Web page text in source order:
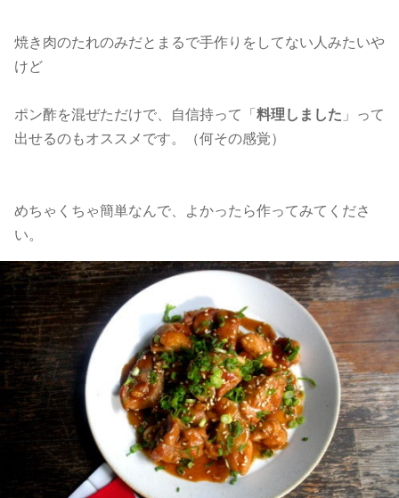
焼き肉のたれのみだとまるで手作りをしてない人みたいや
けど
ポン酢を混ぜただけで、自信持って「 料理しました 」って
出せるのもオススメです。（何その感覚）
めちゃくちゃ簡単なんで、よかったら作ってみてくださ
い。